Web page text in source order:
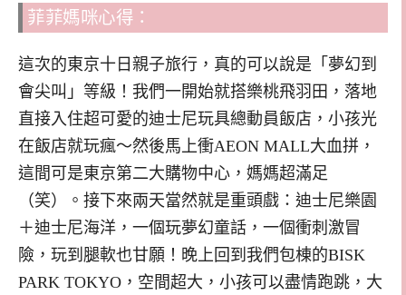
菲菲媽咪心得：
這次的東京十日親子旅行，真的可以說是「夢幻到
會尖叫」等級！我們一開始就搭樂桃飛羽田，落地
直接入住超可愛的迪士尼玩具總動員飯店，小孩光
在飯店就玩瘋～然後馬上衝AEON MALL大血拼，
這間可是東京第二大購物中心，媽媽超滿足
（笑）。接下來兩天當然就是重頭戲：迪士尼樂園
＋迪士尼海洋，一個玩夢幻童話，一個衝刺激冒
險，玩到腿軟也甘願！晚上回到我們包棟的BISK
PARK TOKYO，空間超大，小孩可以盡情跑跳，大